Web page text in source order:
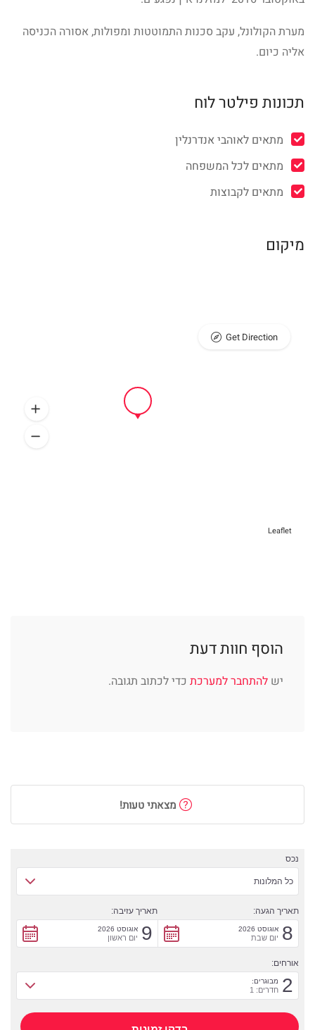
מערת הקולונל, עקב סכנות התמוטטות ומפולות, אסורה הכניסה
אליה כיום.
תכונות פילטר לוח
מתאים לאוהבי אנדרנלין
מתאים לכל המשפחה
מתאים לקבוצות
מיקום
Leaflet
Get Direction
הוסף חוות דעת
יש להתחבר למערכת כדי לכתוב תגובה.
מצאתי טעות!
נכס
כל המלונות
תאריך הגעה:
8 אוגוסט 2026
יום שבת
תאריך עזיבה:
9 אוגוסט 2026
יום ראשון
אורחים:
2 מבוגרים:
חדרים: 1